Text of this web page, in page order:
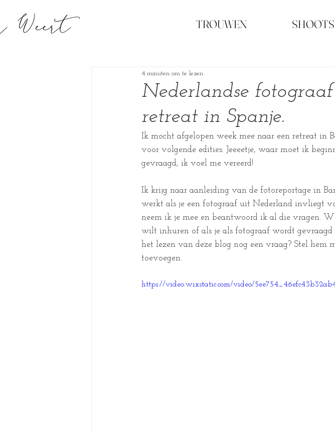
TROUWEN SHOOTS
Nederlandse
retreat in Spanje.
4 minuten om te lezen
Ik mocht afgelopen week mee naar een retreat in
voor volgende edities. Jeeeetje, waar moet ik
gevraagd, ik voel me vereerd!
Ik krijg naar aanleiding van de fotoreportage in
werkt als je een fotograaf uit Nederland invliegt
neem ik je mee en beantwoord ik al die vragen.
wilt inhuren of als je als fotograaf wordt
het lezen van deze blog nog een vraag? Stel hem
toevoegen.
https://video.wixstatic.com/video/